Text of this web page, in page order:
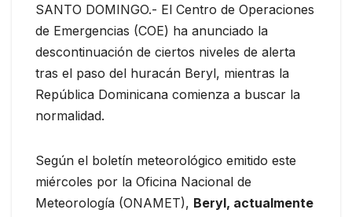
SANTO DOMINGO.- El Centro de Operaciones
de Emergencias (COE) ha anunciado la
descontinuación de ciertos niveles de alerta
tras el paso del huracán Beryl, mientras la
República Dominicana comienza a buscar la
normalidad.
Según el boletín meteorológico emitido este
miércoles por la Oficina Nacional de
Meteorología (ONAMET), Beryl, actualmente